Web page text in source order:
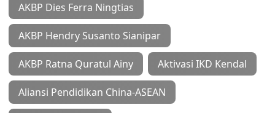
AKBP Dies Ferra Ningtias
AKBP Hendry Susanto Sianipar
AKBP Ratna Quratul Ainy Aktivasi IKD Kendal
Aliansi Pendidikan China-ASEAN